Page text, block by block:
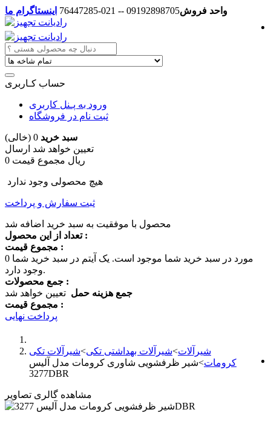
واحد فروش09192898705 -- 021-76447285 اینستاگرام ما
حساب کـاربری
ورود به پـنل کاربری
ثبت نام در فروشگاه
سبد خرید 0 (خالی)
تعیین خواهد شد ارسال
0 ریال مجموع قیمت
هیچ محصولی وجود ندارد
ثبت سفارش و پرداخت
محصول با موفقیت به سبد خرید اضافه شد
تعداد از این محصول :
مجموع قیمت :
0
مورد در سبد خرید شما موجود است. یک آیتم در سبد خرید شما
وجود دارد.
جمع محصولات :
جمع هزینه حمل تعیین خواهد شد
مجموع قیمت :
پرداخت نهایی
شیرآلات>شیرآلات بهداشتی تکی>شیرآلات تکی
کرومات>شیر ظرفشویی شاوری کرومات مدل آلیس
3277DBR
مشاهده گالری تصاویر